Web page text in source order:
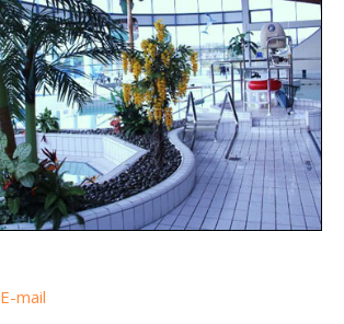
E-mail